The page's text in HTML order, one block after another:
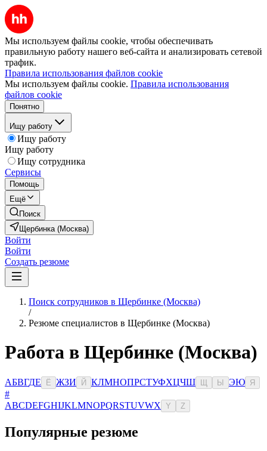
Мы используем файлы cookie, чтобы обеспечивать
правильную работу нашего веб-сайта и анализировать сетевой
трафик.
Правила использования файлов cookie
Мы используем файлы cookie. Правила использования
файлов cookie
Понятно
Ищу работу
Ищу работу
Ищу работу
Ищу сотрудника
Сервисы
Помощь
Ещё
Поиск
Щербинка (Москва)
Войти
Войти
Создать резюме
Поиск сотрудников в Щербинке (Москва)
/
Резюме специалистов в Щербинке (Москва)
Работа в Щербинке (Москва)
АБВГДЕ Ё ЖЗИ Й КЛМНОПРСТУФХЦЧШ Ы ЭЮ Я
#
ABCDEFGHIJKLMNOPQRSTUVWX Y Z
Популярные резюме